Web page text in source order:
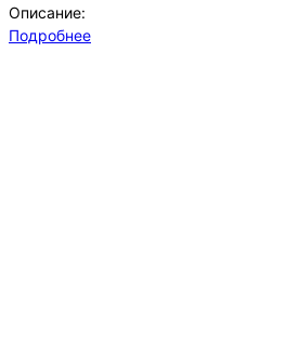
Описание:
Подробнее